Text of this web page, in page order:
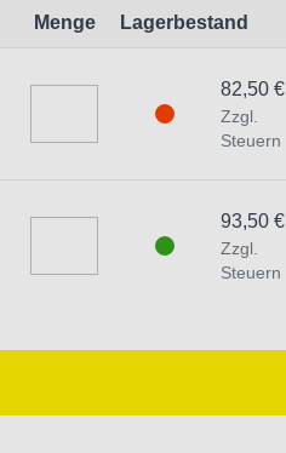
vertraute Anwender
geeignet.
1,7051 HR Varsseveld/
Menge Lagerbestand
82,50 €
Zzgl.
Steuern
93,50 €
Zzgl.
Steuern